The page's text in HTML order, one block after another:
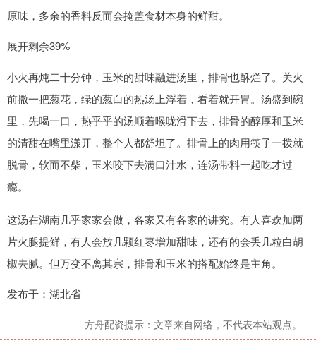
原味，多余的香料反而会掩盖食材本身的鲜甜。
展开剩余39%
小火再炖二十分钟，玉米的甜味融进汤里，排骨也酥烂了。关火
前撒一把葱花，绿的葱白的热汤上浮着，看着就开胃。汤盛到碗
里，先喝一口，热乎乎的汤顺着喉咙滑下去，排骨的醇厚和玉米
的清甜在嘴里漾开，整个人都舒坦了。排骨上的肉用筷子一拨就
脱骨，软而不柴，玉米咬下去满口汁水，连汤带料一起吃才过
瘾。
这汤在湖南几乎家家会做，各家又有各家的讲究。有人喜欢加两
片火腿提鲜，有人会放几颗红枣增加甜味，还有的会丢几粒白胡
椒去腻。但万变不离其宗，排骨和玉米的搭配始终是主角。
发布于：湖北省
方舟配资提示：文章来自网络，不代表本站观点。